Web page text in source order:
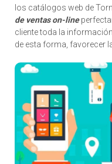
los catálogos web de
de ventas on-line
cliente toda la
de esta forma, favorecer